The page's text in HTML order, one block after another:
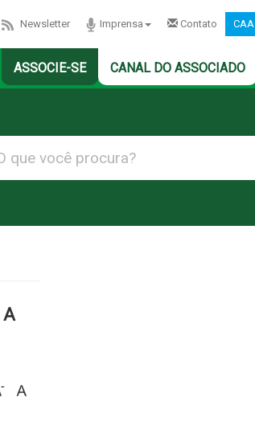
Newsletter Imprensa Contato CAA
ASSOCIE-SE CANAL DO ASSOCIADO
A